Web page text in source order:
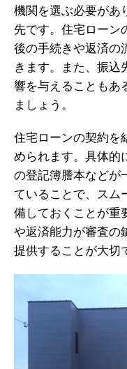
機関を選ぶ必要があ
先です。住宅ローン
後の手続きや返済の
きます。また、振込
響を与えることもあ
ましょう。
住宅ローンの契約を
められます。具体的
の登記簿謄本などが
ていることで、スム
備しておくことが重
や返済能力が審査の
提供することが大切